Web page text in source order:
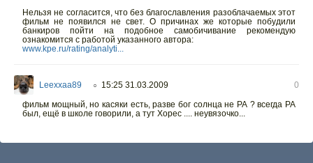
Нельзя не согласится, что без благославления разоблачаемых этот
фильм не появился не свет. О причинах же которые побудили
банкиров пойти на подобное самобичивание рекомендую
ознакомится с работой указанного автора:
www.kpe.ru/rating/analyti...
Leexxaa89 ○ 15:25 31.03.2009
0
фильм мощный, но касяки есть, разве бог солнца не РА ? всегда РА
был, ещё в школе говорили, а тут Хорес .... неувязочко...